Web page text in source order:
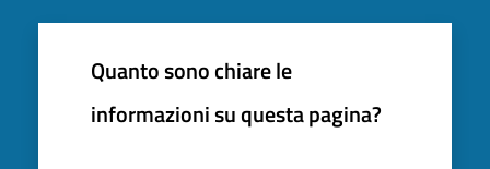
Quanto sono chiare le
informazioni su questa pagina?